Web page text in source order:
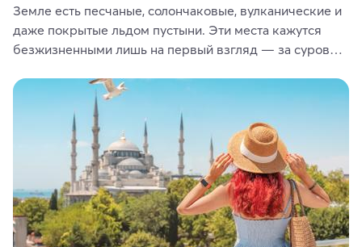
Земле есть песчаные, солончаковые, вулканические и
даже покрытые льдом пустыни. Эти места кажутся
безжизненными лишь на первый взгляд — за суровой
животные и маршруты, которые дарят одни из самых
ярких впечатлений от путешествий.